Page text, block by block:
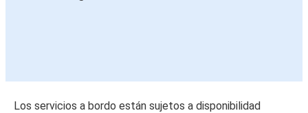
Los servicios a bordo están sujetos a disponibilidad